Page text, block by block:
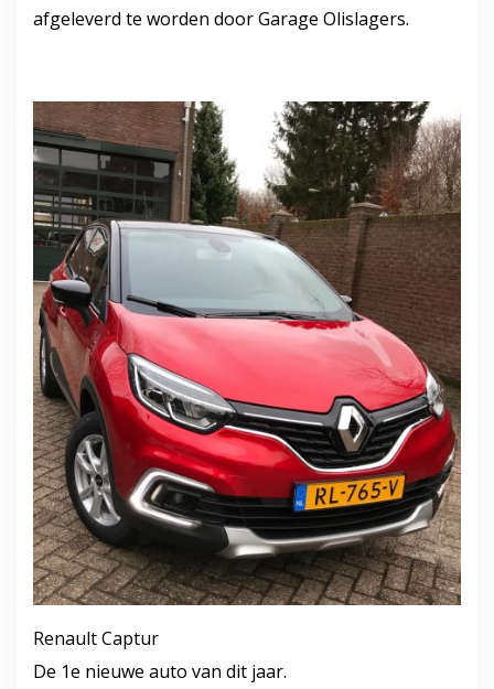
afgeleverd te worden door Garage Olislagers.
Renault Captur
De 1e nieuwe auto van dit jaar.